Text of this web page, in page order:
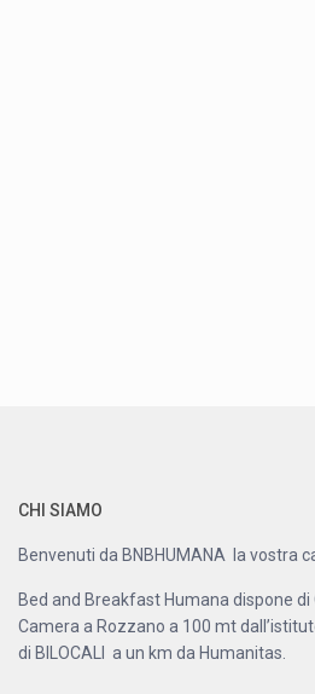
CHI SIAMO
Benvenuti da BNBHUMANA la vostra
Bed and Breakfast Humana dispone
Camera a Rozzano a 100 mt
di BILOCALI a un km da Humanitas.